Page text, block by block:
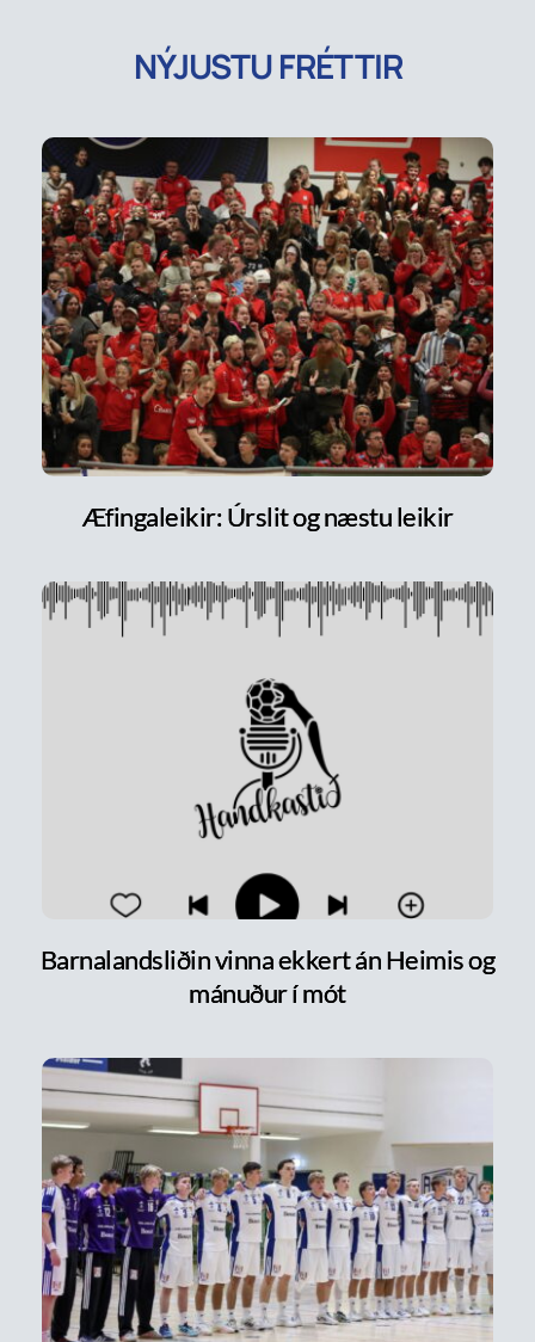
NÝJUSTU FRÉTTIR
Æfingaleikir: Úrslit og næstu leikir
Barnalandsliðin vinna ekkert án Heimis og
mánuður í mót